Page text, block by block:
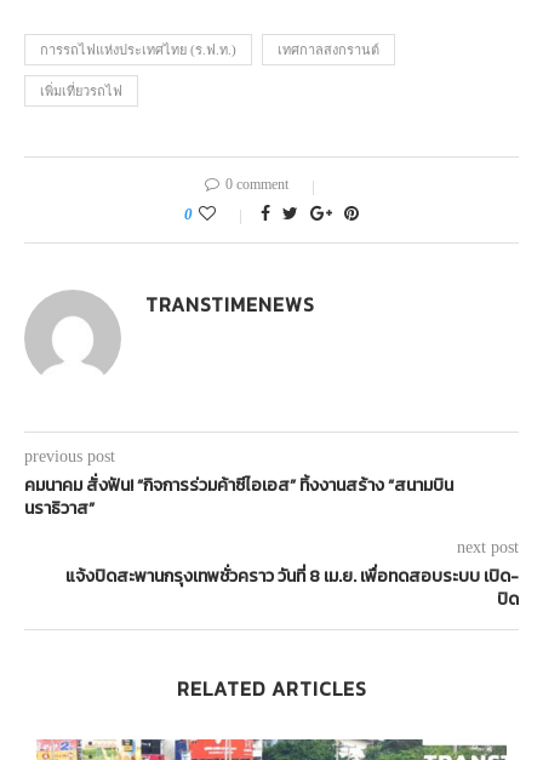
การรถไฟแห่งประเทศไทย (ร.ฟ.ท.) เทศกาลสงกรานต์
เพิ่มเที่ยวรถไฟ
0 comment
0
TRANSTIMENEWS
previous post
คมนาคม สั่งฟัน! “กิจการร่วมค้าซีไอเอส” ทิ้งงานสร้าง “สนามบิน
นราธิวาส”
next post
แจ้งปิดสะพานกรุงเทพชั่วคราว วันที่ 8 เม.ย. เพื่อทดสอบระบบ เปิด-
ปิด
RELATED ARTICLES